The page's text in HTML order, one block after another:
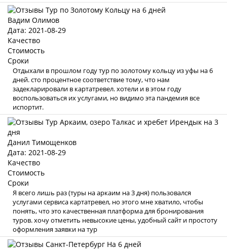
Вадим Олимов
Дата: 2021-08-29
Качество
Стоимость
Сроки
Отдыхали в прошлом году тур по золотому кольцу из уфы на 6
дней. сто процентное соответствие тому, что нам
задекларировали в картатревел. хотели и в этом году
воспользоваться их услугами, но видимо эта пандемия все
испортит.
Данил Тимощенков
Дата: 2021-08-29
Качество
Стоимость
Сроки
Я всего лишь раз (туры на аркаим на 3 дня) пользовался
услугами сервиса картатревел, но этого мне хватило, чтобы
понять, что это качественная платформа для бронирования
туров. хочу отметить невысокие цены, удобный сайт и простоту
оформления заявки на тур